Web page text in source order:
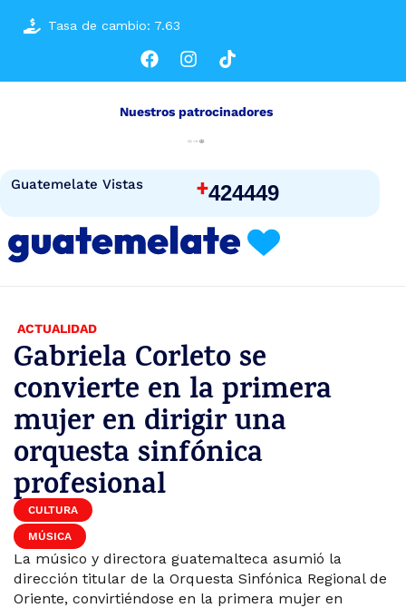
Tasa de cambio: 7.63
Guatemelate Vistas +424449
Nuestros patrocinadores
ACTUALIDAD
Gabriela Corleto se
convierte en la primera
mujer en dirigir una
orquesta sinfónica
profesional
CULTURA
MÚSICA
La músico y directora guatemalteca asumió la
dirección titular de la Orquesta Sinfónica Regional de
Oriente, convirtiéndose en la primera mujer en